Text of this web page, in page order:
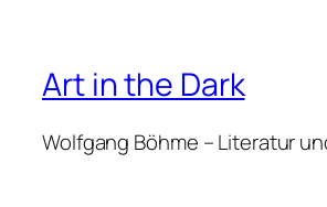
Art in the Dark
Wolfgang Böhme – Literatur